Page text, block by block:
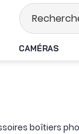
en temps réel
CAMÉRAS
boîtiers